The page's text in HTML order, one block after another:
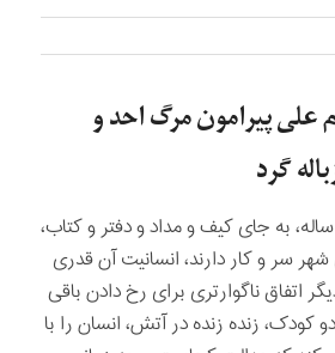
علی پیرامون مرگ احد و
گرد
وقتی دو کودک ۷ و ۸ ساله، به جای کیف و مداد و دفتر و کتاب،
شهر سر و کار دارند، انسانیت آن قدری
اتفاق ناگوارتری برای رخ دادن باقی
کودک، زنده زنده در آتش، انسان را با